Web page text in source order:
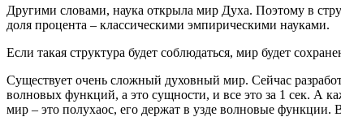
Другими словами, наука открыла мир Духа. Поэтому в
доля процента – классическими эмпирическими науками.
Если такая структура будет соблюдаться, мир будет
Существует очень сложный духовный мир. Сейчас
волновых функций, а это сущности, и все это за 1 сек. А
мир – это полухаос, его держат в узде волновые